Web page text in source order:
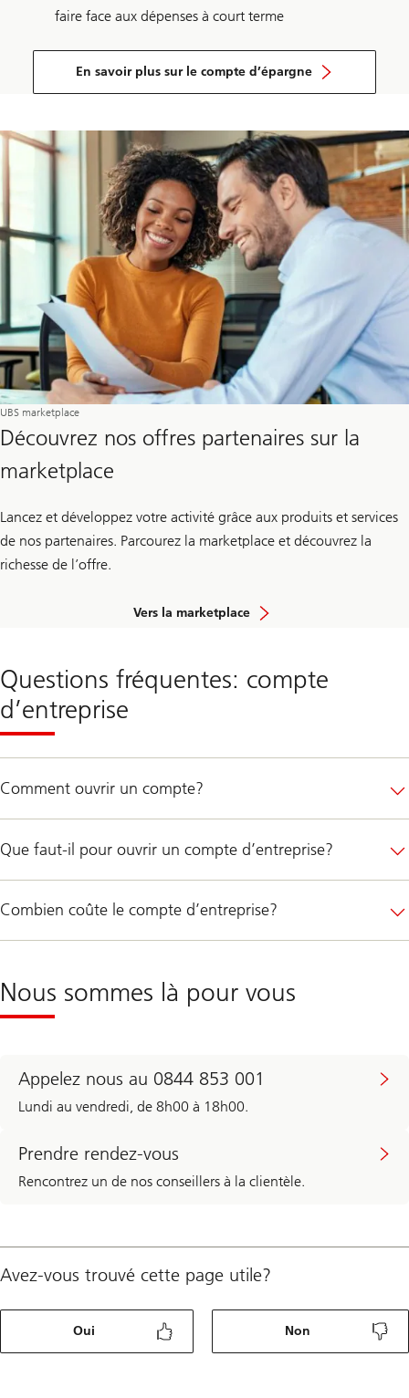
faire face aux dépenses à court terme
En savoir plus sur le compte d’épargne
UBS marketplace
Découvrez nos offres partenaires sur la
marketplace
Lancez et développez votre activité grâce aux produits et services
de nos partenaires. Parcourez la marketplace et découvrez la
richesse de l’offre.
Vers la marketplace
Questions fréquentes: compte
d’entreprise
Comment ouvrir un compte?
Que faut-il pour ouvrir un compte d’entreprise?
Combien coûte le compte d’entreprise?
Nous sommes là pour vous
Appelez nous au 0844 853 001
Lundi au vendredi, de 8h00 à 18h00.
Prendre rendez-vous
Rencontrez un de nos conseillers à la clientèle.
Avez-vous trouvé cette page utile?
Oui Non